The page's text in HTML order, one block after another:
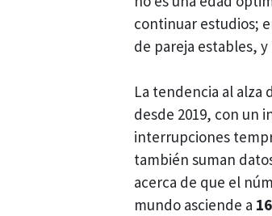
continuar estudios;
de pareja estables,
La tendencia al alza
desde 2019, con un
interrupciones
también suman
acerca de que el
mundo asciende a